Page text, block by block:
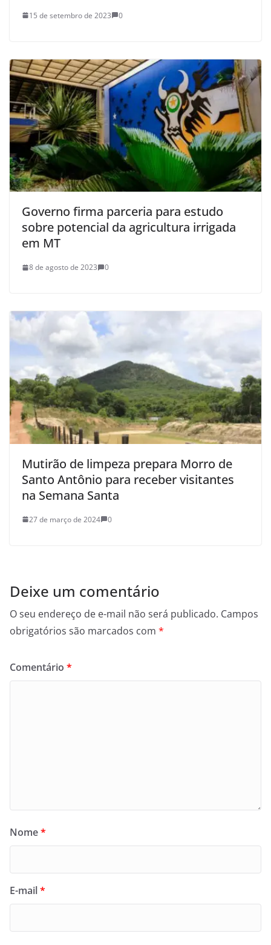
15 de setembro de 2023 0
Governo firma parceria para estudo
sobre potencial da agricultura irrigada
em MT
8 de agosto de 2023 0
Mutirão de limpeza prepara Morro de
Santo Antônio para receber visitantes
na Semana Santa
27 de março de 2024 0
Deixe um comentário
O seu endereço de e-mail não será publicado. Campos
obrigatórios são marcados com *
Comentário *
Nome*
E-mail*